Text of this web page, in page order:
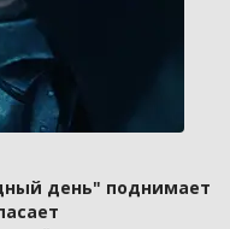
день" поднимает